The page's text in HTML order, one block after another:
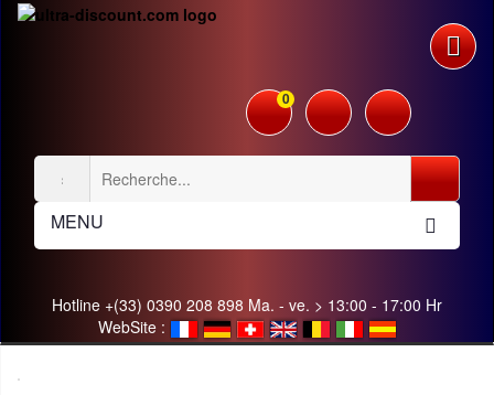
0
MENU
Hotline +(33) 0390 208 898 Ma. - ve. > 13:00 - 17:00 Hr
WebSite :